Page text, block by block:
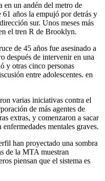
en un andén del metro de
años la empujó por detrás y
sur. Unos meses más
el tren R de Brooklyn.
de 45 años fue asesinado a
después de intervenir en una
y otras cinco personas
entre adolescentes. en
varias iniciativas contra el
de más agentes de
extras, y comenzaron a sacar
mentales graves.
han proyectado una sombra
de la MTA muestran
piensan que el sistema es